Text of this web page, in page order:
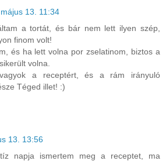
13. 11:34
a tortát, és bár nem lett ilyen szép,
finom volt!
és ha lett volna por zselatinom, biztos a
volna.
a receptért, és a rám irányuló
Téged illet! :)
13. 13:56
napja ismertem meg a receptet, ma